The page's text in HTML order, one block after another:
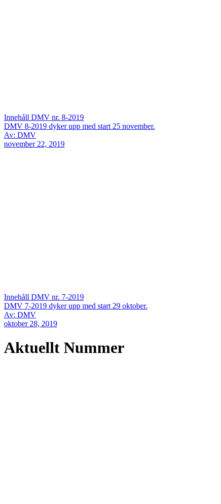
Innehåll DMV nr. 8-2019
DMV 8-2019 dyker upp med start 25 november.
Av: DMV
november 22, 2019
Innehåll DMV nr. 7-2019
DMV 7-2019 dyker upp med start 29 oktober.
Av: DMV
oktober 28, 2019
Aktuellt Nummer